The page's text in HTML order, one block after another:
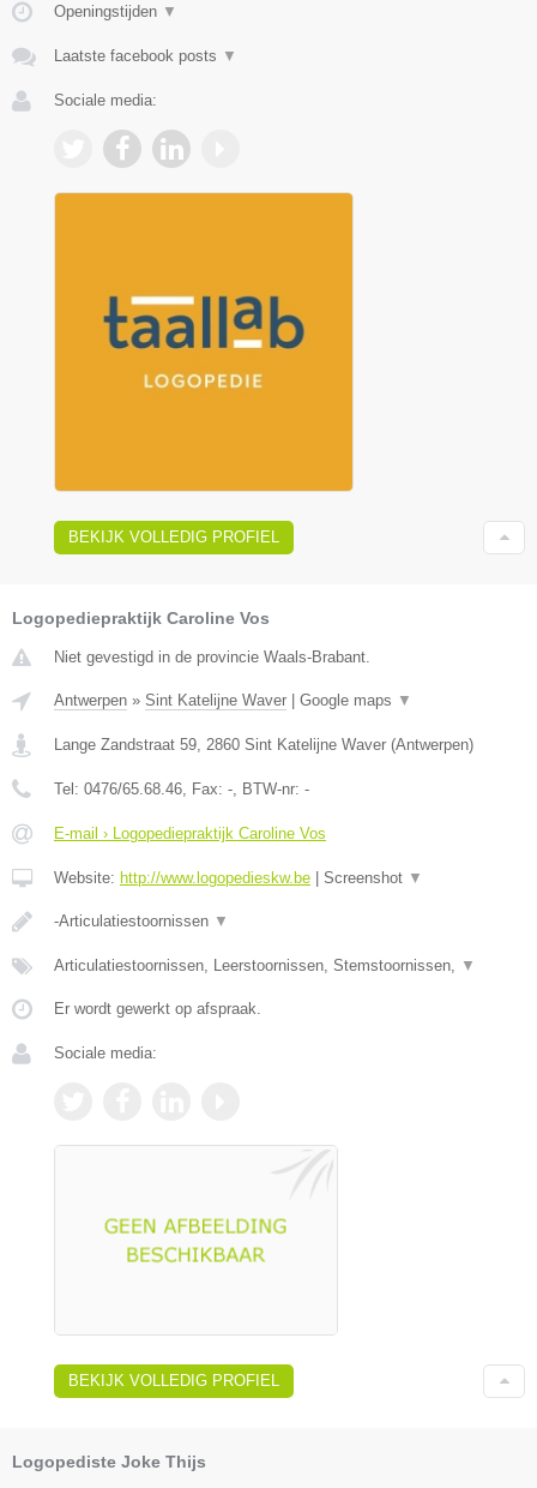
Openingstijden ▼
Laatste facebook posts ▼
Sociale media:
BEKIJK VOLLEDIG PROFIEL
Logopediepraktijk Caroline Vos
Niet gevestigd in de provincie Waals-Brabant.
Antwerpen » Sint Katelijne Waver Google maps ▼
Lange Zandstraat 59, 2860 Sint Katelijne Waver (Antwerpen)
Tel: 0476/65.68.46, Fax: -, BTW-nr: -
E-mail › Logopediepraktijk Caroline Vos
Website: http://www.logopedieskw.be Screenshot ▼
-Articulatiestoornissen ▼
Articulatiestoornissen, Leerstoornissen, Stemstoornissen, ▼
Er wordt gewerkt op afspraak.
Sociale media:
BEKIJK VOLLEDIG PROFIEL
Logopediste Joke Thijs